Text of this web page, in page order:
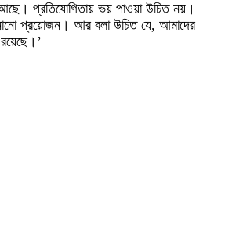
প্রতিযোগিতায় ভয় পাওয়া উচিত নয়।
প্রয়োজন। আর বলা উচিত যে, আমাদের